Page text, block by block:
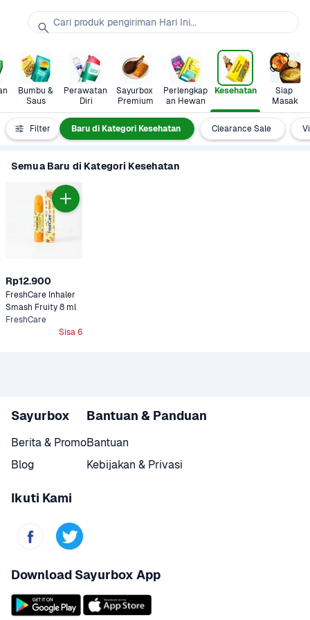
Bumbu &
Saus
Perawatan
Diri
Sayurbox
Premium
Perlengkap
an Hewan
Kesehatan
Siap
Masak
Filter
Semua Baru di Kategori Kesehatan Clearance Sale
Semua Baru di Kategori Kesehatan
Rp12.900
FreshCare Inhaler
Smash Fruity 8 ml
FreshCare
Sisa 6
Sayurbox
Berita & Promo
Blog
Bantuan & Panduan
Bantuan
Kebijakan & Privasi
Ikuti Kami
Download Sayurbox App
Cari produk pengiriman Hari Ini...